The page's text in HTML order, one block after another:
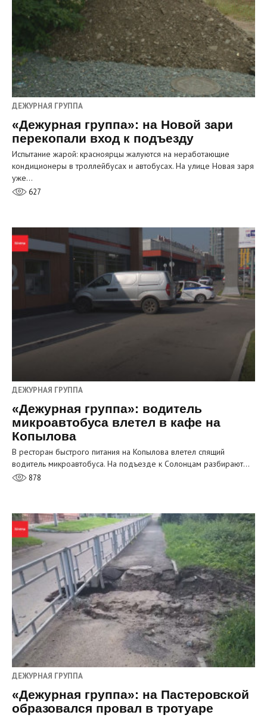
ДЕЖУРНАЯ ГРУППА
«Дежурная группа»: на Новой зари
перекопали вход к подъезду
Испытание жарой: красноярцы жалуются на неработающие
кондиционеры в троллейбусах и автобусах. На улице Новая заря
уже…
627
ДЕЖУРНАЯ ГРУППА
«Дежурная группа»: водитель
микроавтобуса влетел в кафе на
Копылова
В ресторан быстрого питания на Копылова влетел спящий
водитель микроавтобуса. На подъезде к Солонцам разбирают…
878
ДЕЖУРНАЯ ГРУППА
«Дежурная группа»: на Пастеровской
образовался провал в тротуаре